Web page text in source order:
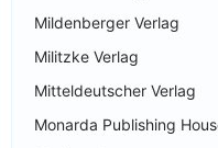
Mildenberger Verlag
Militzke Verlag
Mitteldeutscher Verlag
Monarda Publishing